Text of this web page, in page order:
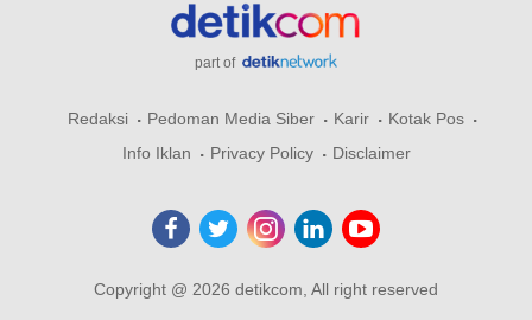
part of
Redaksi Pedoman Media Siber Karir
Kotak Pos
Info Iklan
Privacy Policy Disclaimer
Copyright @ 2026 detikcom, All right reserved